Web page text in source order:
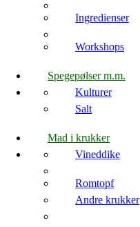
Ingredienser
Workshops
Spegepølser m.m.
Kulturer
Salt
Mad i krukker
Vineddike
Romtopf
Andre krukker